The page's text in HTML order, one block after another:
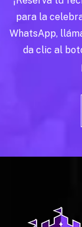
para la
WhatsApp,
da clic al